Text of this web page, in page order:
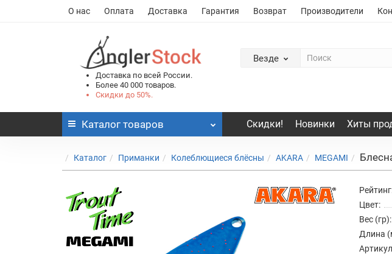
О нас Оплата Доставка Гарантия Возврат Производители
Доставка по всей России.
Более 40 000 товаров.
Скидки до 50%.
Везде
Каталог товаров Скидки! Новинки Хиты
Каталог Приманки Колеблющиеся блёсны AKARA MEGAMI
Цвет:
Вес (гр):
Длина